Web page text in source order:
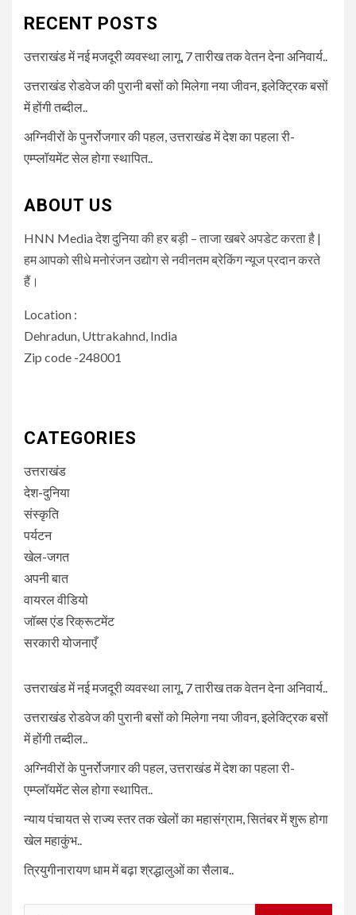
RECENT POSTS
उत्तराखंड में नई मजदूरी व्यवस्था लागू, 7 तारीख तक वेतन देना अनिवार्य..
उत्तराखंड रोडवेज की पुरानी बसों को मिलेगा नया जीवन, इलेक्ट्रिक बसों
में होंगी तब्दील..
अग्निवीरों के पुनर्रोजगार की पहल, उत्तराखंड में देश का पहला री-
एम्प्लॉयमेंट सेल होगा स्थापित..
ABOUT US
HNN Media देश दुनिया की हर बड़ी – ताजा खबरे अपडेट करता है |
हम आपको सीधे मनोरंजन उद्योग से नवीनतम ब्रेकिंग न्यूज प्रदान करते
हैं।
Location :
Dehradun, Uttrakahnd, India
Zip code -248001
CATEGORIES
उत्तराखंड
देश-दुनिया
संस्कृति
पर्यटन
खेल-जगत
अपनी बात
वायरल वीडियो
जॉब्स एंड रिक्रूटमेंट
सरकारी योजनाएँ
उत्तराखंड में नई मजदूरी व्यवस्था लागू, 7 तारीख तक वेतन देना अनिवार्य..
उत्तराखंड रोडवेज की पुरानी बसों को मिलेगा नया जीवन, इलेक्ट्रिक बसों
में होंगी तब्दील..
अग्निवीरों के पुनर्रोजगार की पहल, उत्तराखंड में देश का पहला री-
एम्प्लॉयमेंट सेल होगा स्थापित..
न्याय पंचायत से राज्य स्तर तक खेलों का महासंग्राम, सितंबर में शुरू होगा
खेल महाकुंभ..
त्रियुगीनारायण धाम में बढ़ा श्रद्धालुओं का सैलाब..